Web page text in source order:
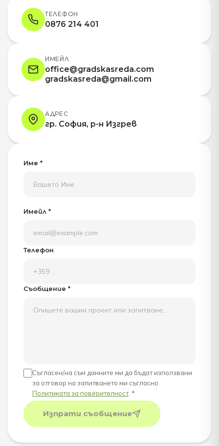
ТЕЛЕФОН
0876 214 401
ИМЕЙЛ
office@gradskasreda.com
gradskasreda@gmail.com
АДРЕС
гр. София, р-н Изгрев
Име *
Имейл *
Телефон
Съобщение *
Съгласен/на съм данните ми да бъдат използвани
за отговор на запитването ми съгласно
Политиката за поверителност. *
Изпрати съобщение